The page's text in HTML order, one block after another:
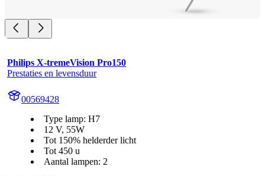
Philips X-tremeVision Pro150
Prestaties en levensduur
00569428
Type lamp: H7
12 V, 55W
Tot 150% helderder licht
Tot 450 u
Aantal lampen: 2